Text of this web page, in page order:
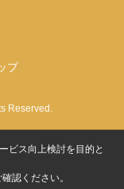
プ
Reserved.
ビス向上検討を目的と
認ください。